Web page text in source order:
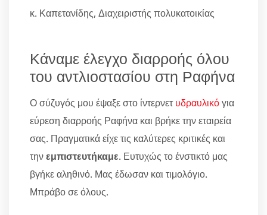
κ. Καπετανίδης, Διαχειριστής πολυκατοικίας
Κάναμε έλεγχο διαρροής όλου
του αντλιοστασίου στη Ραφήνα
Ο σύζυγός μου έψαξε στο ίντερνετυδραυλικόγια
εύρεση διαρροής Ραφήνα και βρήκε την εταιρεία
σας. Πραγματικά είχε τις καλύτερες κριτικές και
τηνεμπιστευτήκαμε. Ευτυχώς το ένστικτό μας
βγήκε αληθινό. Μας έδωσαν και τιμολόγιο.
Μπράβο σε όλους.